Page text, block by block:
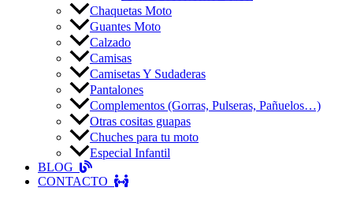
Chaquetas Moto
Guantes Moto
Calzado
Camisas
Camisetas Y Sudaderas
Pantalones
Complementos (Gorras, Pulseras, Pañuelos…)
Otras cositas guapas
Chuches para tu moto
Especial Infantil
BLOG
CONTACTO